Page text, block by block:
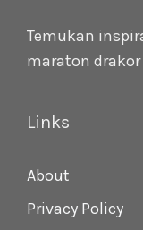
Temukan
maraton drakor
Links
About
Privacy Policy